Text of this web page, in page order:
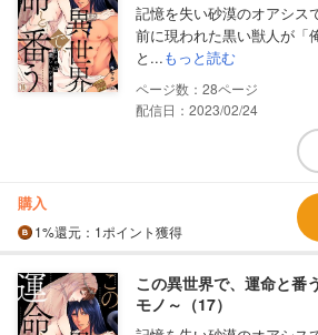
記憶を失い砂漠のオアシ
前に現われた黒い獣人が「
と...もっと読む
28
配信日：2023/02/24
購入
1%還元 ：1ポイント獲得
この異世界で、運命と番
モノ～（17）